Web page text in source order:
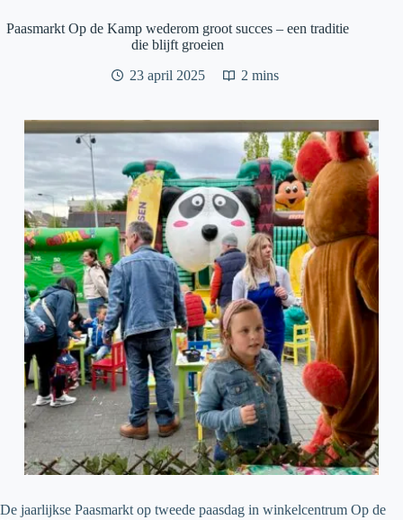
Paasmarkt Op de Kamp wederom groot succes – een traditie
die blijft groeien
23 april 2025
2 mins
De jaarlijkse Paasmarkt op tweede paasdag in winkelcentrum Op de